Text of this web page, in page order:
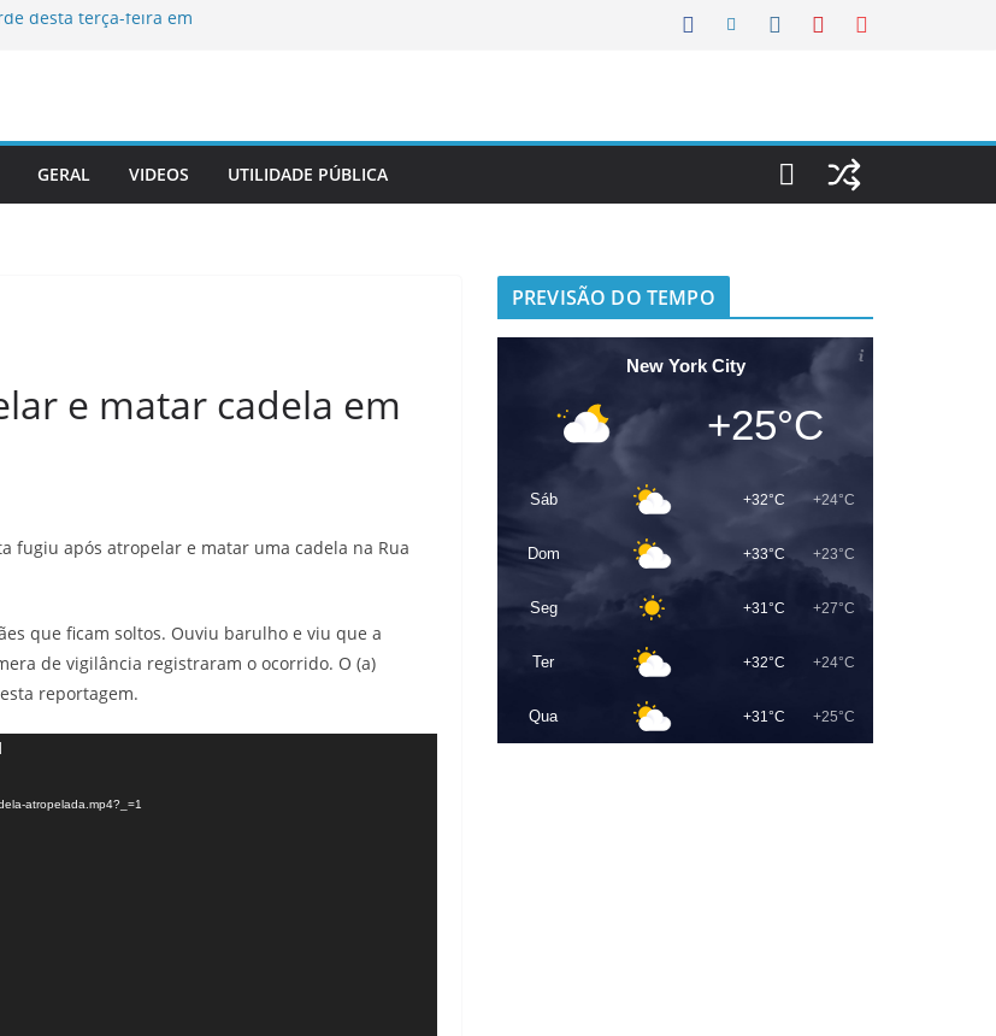
desta terça-feira em
Municipal de
GERAL VIDEOS UTILIDADE PÚBLICA
e matar cadela em
fugiu após atropelar e matar uma cadela na Rua
que ficam soltos. Ouviu barulho e viu que a
de vigilância registraram o ocorrido. O (a)
reportagem.
atropelada.mp4?_=1
PREVISÃO DO TEMPO
New York City
+25°C
Sáb +32°C +24°C
Dom +33°C +23°C
Seg +31°C +27°C
Ter +32°C +24°C
Qua +31°C +25°C